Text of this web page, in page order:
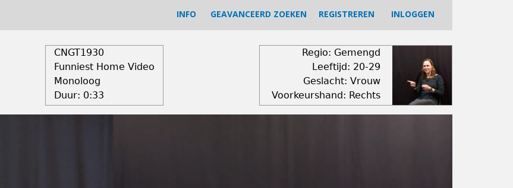
INFO GEAVANCEERD ZOEKEN REGISTREREN INLOGGEN
CNGT1930
Funniest Home Video
Monoloog
Duur: 0:33
Regio: Gemengd
Leeftijd: 20-29
Geslacht: Vrouw
Voorkeurshand: Rechts